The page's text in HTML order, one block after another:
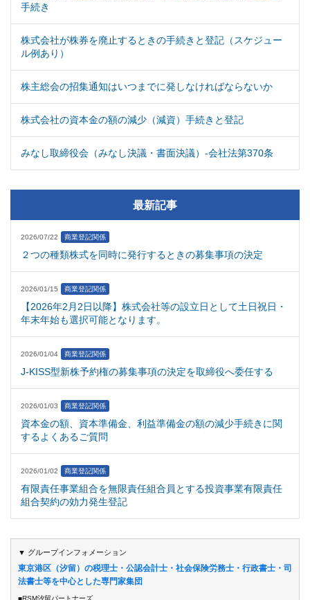
手続き
株式会社が株券を廃止するときの手続きと登記（スケジュー
ル例あり）
株主総会の招集通知はいつまでに発しなければならないか
株式会社の資本金の額の減少（減資）手続きと登記
みなし取締役会（みなし決議・書面決議）-会社法第370条
最新記事
2026/07/22 商業登記関係
２つの種類株式を同時に発行するときの募集事項の決定
2026/01/15 商業登記関係
【2026年2月2日以降】株式会社等の設立日として土日祝日・
年末年始も選択可能となります。
2026/01/04 商業登記関係
J-KISS型新株予約権の募集事項の決定を取締役へ委任する
2026/01/03 商業登記関係
資本金の額、資本準備金、利益準備金の額の減少手続きに関
するよくあるご質問
2026/01/02 商業登記関係
有限責任事業組合を無限責任組合員とする投資事業有限責任
組合契約の効力発生登記
▼ グループインフォメーション
東京港区（汐留）の税理士・公認会計士・社会保険労務士・行政書士・司
法書士等を中心とした専門家集団